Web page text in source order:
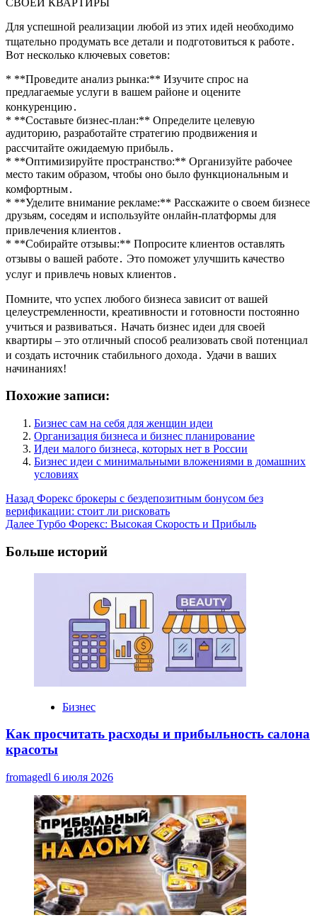
Для успешной реализации любой из этих идей необходимо
тщательно продумать все детали и подготовиться к работе․
Вот несколько ключевых советов:
* **Проведите анализ рынка:** Изучите спрос на
предлагаемые услуги в вашем районе и оцените
конкуренцию․
* **Составьте бизнес-план:** Определите целевую
аудиторию, разработайте стратегию продвижения и
рассчитайте ожидаемую прибыль․
* **Оптимизируйте пространство:** Организуйте рабочее
место таким образом, чтобы оно было функциональным и
комфортным․
* **Уделите внимание рекламе:** Расскажите о своем бизнесе
друзьям, соседям и используйте онлайн-платформы для
привлечения клиентов․
* **Собирайте отзывы:** Попросите клиентов оставлять
отзывы о вашей работе․ Это поможет улучшить качество
услуг и привлечь новых клиентов․
Помните, что успех любого бизнеса зависит от вашей
целеустремленности, креативности и готовности постоянно
учиться и развиваться․ Начать бизнес идеи для своей
квартиры – это отличный способ реализовать свой потенциал
и создать источник стабильного дохода․ Удачи в ваших
начинаниях!
Похожие записи:
Бизнес сам на себя для женщин идеи
Организация бизнеса и бизнес планирование
Идеи малого бизнеса, которых нет в России
Бизнес идеи с минимальными вложениями в домашних
условиях
Post
Navigation
Назад Форекс брокеры с бездепозитным бонусом без
верификации: стоит ли рисковать
Далее Турбо Форекс: Высокая Скорость и Прибыль
Больше историй
Бизнес
Как просчитать расходы и прибыльность салона
красоты
fromagedl 6 июля 2026